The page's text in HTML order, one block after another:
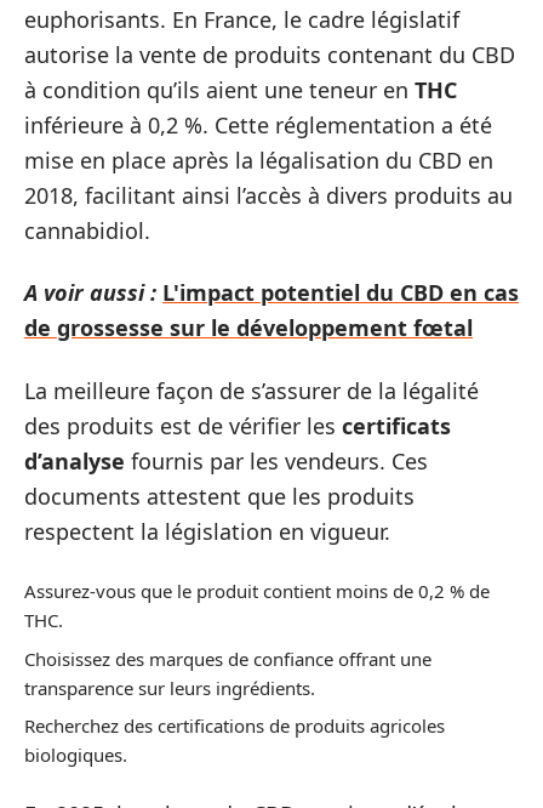
euphorisants. En France, le cadre législatif
autorise la vente de produits contenant du CBD
à condition qu’ils aient une teneur en THC
inférieure à 0,2 %. Cette réglementation a été
mise en place après la légalisation du CBD en
2018, facilitant ainsi l’accès à divers produits au
cannabidiol.
A voir aussi : L'impact potentiel du CBD en cas
de grossesse sur le développement fœtal
La meilleure façon de s’assurer de la légalité
des produits est de vérifier les certificats
d’analyse fournis par les vendeurs. Ces
documents attestent que les produits
respectent la législation en vigueur.
Assurez-vous que le produit contient moins de 0,2 % de
THC.
Choisissez des marques de confiance offrant une
transparence sur leurs ingrédients.
Recherchez des certifications de produits agricoles
biologiques.